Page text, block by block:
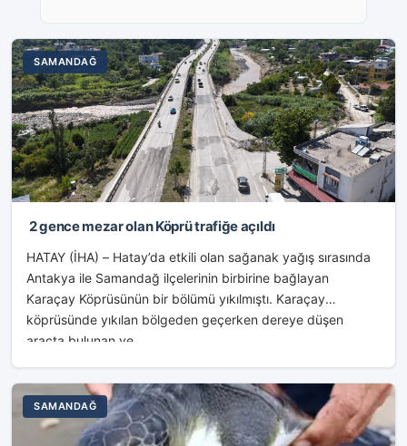
SAMANDAĞ
2 gence mezar olan Köprü trafiğe açıldı
HATAY (İHA) – Hatay’da etkili olan sağanak yağış sırasında
Antakya ile Samandağ ilçelerinin birbirine bağlayan
Karaçay Köprüsünün bir bölümü yıkılmıştı. Karaçay
köprüsünde yıkılan bölgeden geçerken dereye düşen
araçta bulunan ve...
SAMANDAĞ